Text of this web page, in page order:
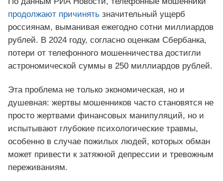
продолжают причинять значительный ущерб
россиянам, выманивая ежегодно сотни миллиардов
рублей. В 2024 году, согласно оценкам Сбербанка,
потери от телефонного мошенничества достигли
астрономической суммы в 250 миллиардов рублей.
Эта проблема не только экономическая, но и
душевная: жертвы мошенников часто становятся не
просто жертвами финансовых манипуляций, но и
испытывают глубокие психологические травмы,
особенно в случае пожилых людей, которых обман
может привести к затяжной депрессии и тревожным
переживаниям.